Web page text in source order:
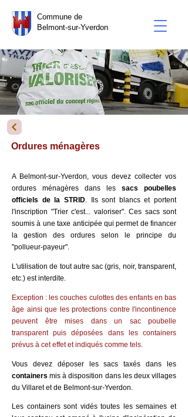
Commune de
Belmont-sur-Yverdon
Ordures ménagères
A Belmont-sur-Yverdon, vous devez collecter vos
ordures ménagères dans les sacs poubelles
officiels de la STRID. Ils sont blancs et portent
l'inscription "Trier c'est... valoriser". Ces sacs sont
soumis à une taxe anticipée qui permet de financer
la gestion des ordures selon le principe du
"pollueur-payeur".
L'utilisation de tout autre sac (gris, noir, transparent,
etc.) est interdite.
Exception : les couches culottes des enfants en bas
âge ainsi que les protections contre l'incontinence
peuvent être mises dans un sac poubelle
transparent puis déposées dans les containers
prévus à cet effet et indiqués comme tels.
Vous devez déposer les sacs taxés dans les
containers mis à disposition dans les deux villages
du Villaret et de Belmont-sur-Yverdon.
Les containers sont vidés toutes les semaines et